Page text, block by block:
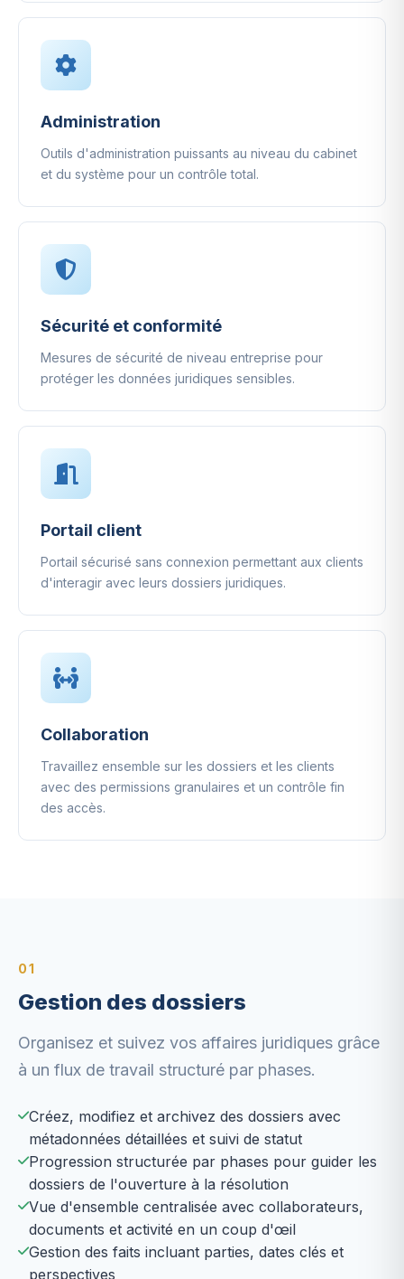
Administration
Outils d'administration puissants au niveau du cabinet
et du système pour un contrôle total.
Sécurité et conformité
Mesures de sécurité de niveau entreprise pour
protéger les données juridiques sensibles.
Portail client
Portail sécurisé sans connexion permettant aux clients
d'interagir avec leurs dossiers juridiques.
Collaboration
Travaillez ensemble sur les dossiers et les clients
avec des permissions granulaires et un contrôle fin
des accès.
01
Gestion des dossiers
Organisez et suivez vos affaires juridiques grâce
à un flux de travail structuré par phases.
Créez, modifiez et archivez des dossiers avec
métadonnées détaillées et suivi de statut
Progression structurée par phases pour guider les
dossiers de l'ouverture à la résolution
Vue d'ensemble centralisée avec collaborateurs,
documents et activité en un coup d'œil
Gestion des faits incluant parties, dates clés et
perspectives